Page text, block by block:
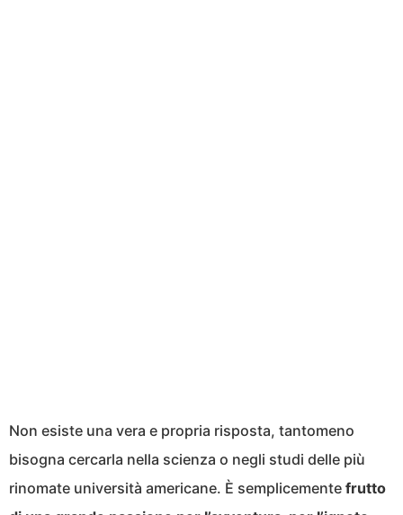
Non esiste una vera e propria risposta, tantomeno
bisogna cercarla nella scienza o negli studi delle più
rinomate università americane. È semplicemente frutto